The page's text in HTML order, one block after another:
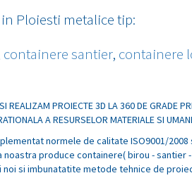
Ploiesti metalice tip:
containere santier, containere
REALIZAM PROIECTE 3D LA 360 DE GRADE
A RESURSELOR MATERIALE SI
normele de calitate ISO9001/
noastra produce containere( birou - santier
noi si imbunatatite metode tehnice de